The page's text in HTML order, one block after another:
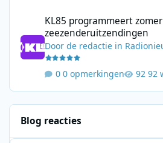
KL85 programmeert
zeezenderuitzendingen
Doorde redactie in
0 opmerkingen 92
Blog reacties